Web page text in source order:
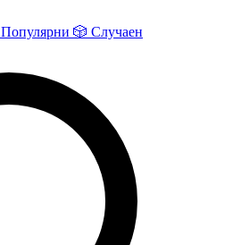
Популярни 🎲 Случаен